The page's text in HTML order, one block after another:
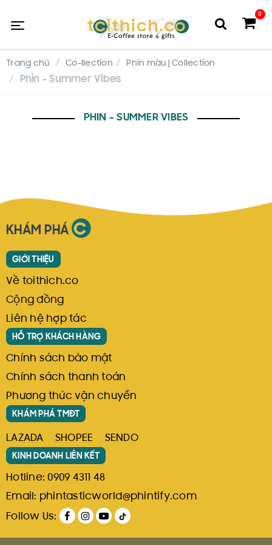
0
Trang chủ Co-llection Phin màu | Collection
Phin - Summer Vibes
PHIN - SUMMER VIBES
KHÁM PHÁ
GIỚI THIỆU
Về toithich.co
Cộng đồng
Liên hệ hợp tác
HỖ TRỢ KHÁCH HÀNG
Chính sách bảo mật
Chính sách thanh toán
Phương thức vận chuyển
KHÁM PHÁ TMĐT
LAZADA SHOPEE SENDO
KINH DOANH LIÊN KẾT
Hotline: 0909 4311 48
Email: phintasticworld@phintify.com
Follow Us: